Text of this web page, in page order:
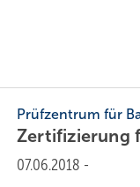
Prüfzentrum für
Zertifizierung
07.06.2018 -